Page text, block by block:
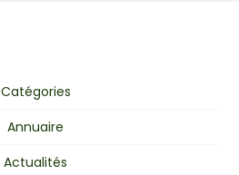
Catégories
Annuaire
Actualités